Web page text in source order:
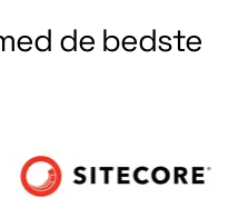
de bedste